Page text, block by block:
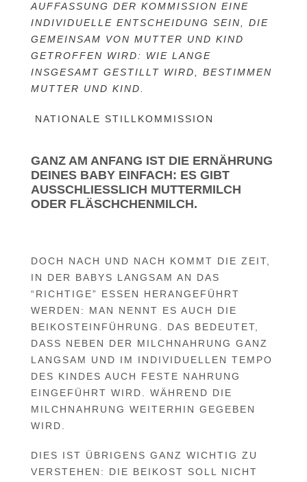
AUFFASSUNG DER KOMMISSION EINE
INDIVIDUELLE ENTSCHEIDUNG SEIN, DIE
GEMEINSAM VON MUTTER UND KIND
GETROFFEN WIRD: WIE LANGE
INSGESAMT GESTILLT WIRD, BESTIMMEN
MUTTER UND KIND.
NATIONALE STILLKOMMISSION
GANZ AM ANFANG IST DIE ERNÄHRUNG
DEINES BABY EINFACH: ES GIBT
AUSSCHLIESSLICH MUTTERMILCH O
DER FLÄSCHCHENMILCH.
DOCH NACH UND NACH KOMMT DIE ZEIT,
IN DER BABYS LANGSAM AN DAS
“RICHTIGE” ESSEN HERANGEFÜHRT
WERDEN: MAN NENNT ES AUCH DIE
BEIKOSTEINFÜHRUNG. DAS BEDEUTET,
DASS NEBEN DER MILCHNAHRUNG GANZ
LANGSAM UND IM INDIVIDUELLEN TEMPO
DES KINDES AUCH FESTE NAHRUNG
EINGEFÜHRT WIRD. WÄHREND DIE
MILCHNAHRUNG WEITERHIN GEGEBEN
WIRD.
DIES IST ÜBRIGENS GANZ WICHTIG ZU
VERSTEHEN: DIE BEIKOST SOLL NICHT